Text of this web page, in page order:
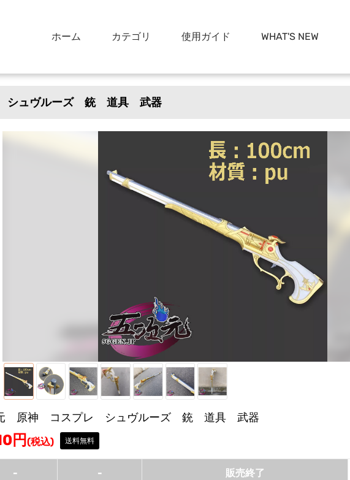
ホーム カテゴリ 使用ガイド WHAT'S NEW
ュヴルーズ 銃 道具 武器
原神 コスプレ シュヴルーズ 銃 道具 武器
円 (税込) 送料無料
- - 販売終了